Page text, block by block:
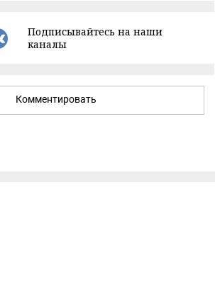
Подписывайтесь на наши
каналы
Комментировать